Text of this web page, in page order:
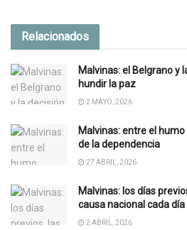
Relacionados
Malvinas: el Belgrano y
hundir la paz
2 MAYO, 2026
Malvinas: entre el
de la dependencia
27 ABRIL, 2026
Malvinas: los días
causa nacional cada
2 ABRIL, 2026